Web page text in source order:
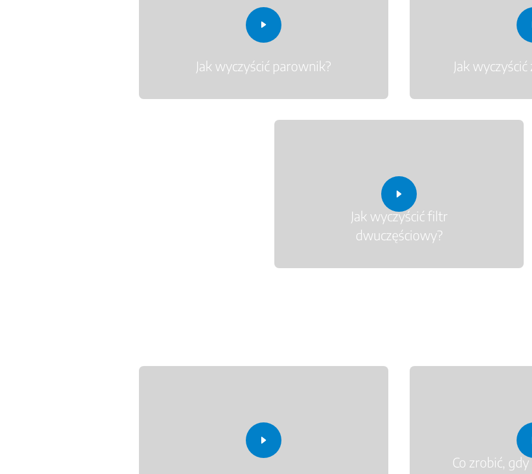
Jak wyczyścić parownik? Jak
Jak wyczyścić filtr
dwuczęściowy?
Co zrobić,